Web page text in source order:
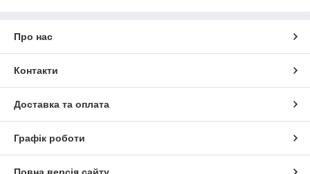
Про нас
Контакти
Доставка та оплата
Графік роботи